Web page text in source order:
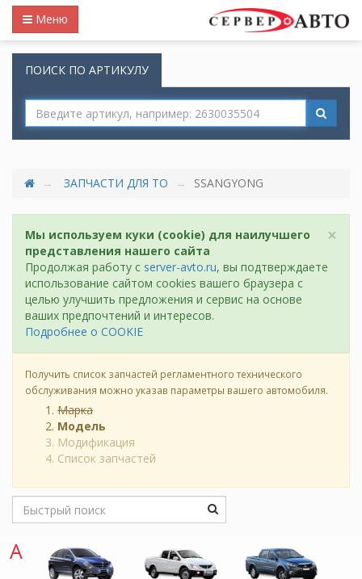
Меню
ПОИСК ПО АРТИКУЛУ
ЗАПЧАСТИ ДЛЯ ТО SSANGYONG
×
Мы используем куки (cookie) для наилучшего
представления нашего сайта
Продолжая работу с server-avto.ru, вы подтверждаете
использование сайтом cookies вашего браузера с
целью улучшить предложения и сервис на основе
ваших предпочтений и интересов.
Подробнее о COOKIE
Получить список запчастей регламентного технического
обслуживания можно указав параметры вашего автомобиля.
Марка
Модель
Модификация
Список запчастей
A